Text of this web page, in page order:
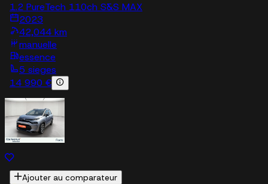
1.2 PureTech 110ch S&S MAX
2023
42,044 km
manuelle
essence
5 sieges
14 990 €
Ajouter au comparateur